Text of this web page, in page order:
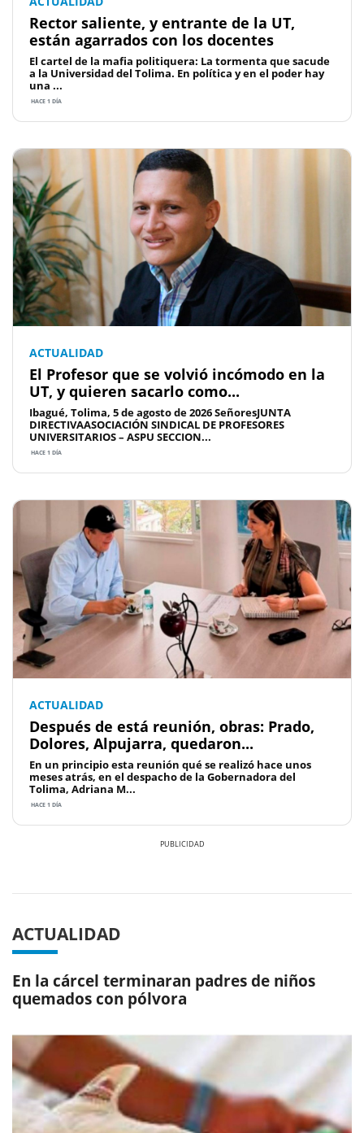
Rector saliente, y entrante de la UT,
están agarrados con los docentes
El cartel de la mafia politiquera: La tormenta que sacude
a la Universidad del Tolima. En política y en el poder hay
una ...
HACE 1 DÍA
ACTUALIDAD
El Profesor que se volvió incómodo en la
UT, y quieren sacarlo como...
Ibagué, Tolima, 5 de agosto de 2026 SeñoresJUNTA
DIRECTIVAASOCIACIÓN SINDICAL DE PROFESORES
UNIVERSITARIOS – ASPU SECCION...
HACE 1 DÍA
ACTUALIDAD
Después de está reunión, obras: Prado,
Dolores, Alpujarra, quedaron...
En un principio esta reunión qué se realizó hace unos
meses atrás, en el despacho de la Gobernadora del
Tolima, Adriana M...
HACE 1 DÍA
ACTUALIDAD
En la cárcel terminaran padres de niños
quemados con pólvora